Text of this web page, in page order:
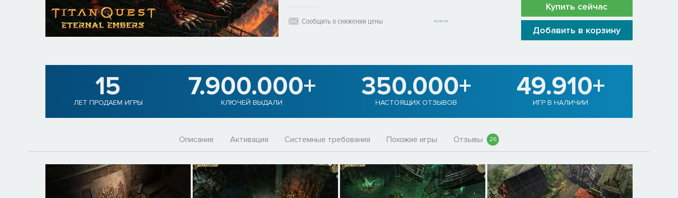
Сообщить о снижении цены
Купить сейчас
Добавить в корзину
15
ЛЕТ ПРОДАЕМ ИГРЫ
7.900.000+
КЛЮЧЕЙ ВЫДАЛИ
350.000+
НАСТОЯЩИХ ОТЗЫВОВ
49.910+
ИГР В НАЛИЧИИ
Описание Активация Системные требования Похожие игры Отзывы 26